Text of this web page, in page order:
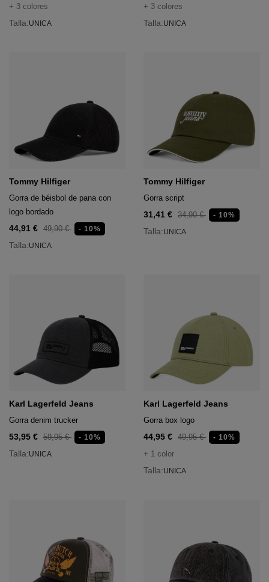
+ 3 colores
Talla:UNICA
+ 3 colores
Talla:UNICA
Tommy Hilfiger
Gorra de béisbol de pana con
logo bordado
44,91 € 49,90 € - 10%
Talla:UNICA
Tommy Hilfiger
Gorra script
31,41 € 34,90 € - 10%
Talla:UNICA
Karl Lagerfeld Jeans
Gorra denim trucker
53,95 € 59,95 € - 10%
Talla:UNICA
Karl Lagerfeld Jeans
Gorra box logo
44,95 € 49,95 € - 10%
+ 1 color
Talla:UNICA